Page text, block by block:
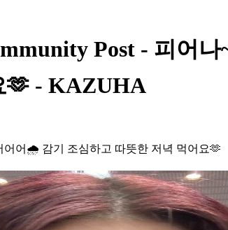
Post - 피어
🫶 - KAZUHA
어어🌧️ 감기 조심하고 따뜻한 저녁 먹어요🫶